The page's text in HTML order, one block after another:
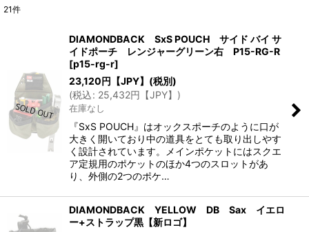
絞り込む
21件
DIAMONDBACK SxS POUCH サイド バイ サ
イドポーチ レンジャーグリーン右 P15-RG-R
[p15-rg-r]
23,120円【JPY】 (税別)
(税込: 25,432円【JPY】 )
在庫なし
『SxS POUCH』はオックスポーチのように口が
大きく開いており中の道具をとても取り出しやす
く設計されています。メインポケットにはスクエ
ア定規用のポケットのほか4つのスロットがあ
り、外側の2つのポケ…
DIAMONDBACK YELLOW DB Sax イエロ
ー+ストラップ黒【新ロゴ】